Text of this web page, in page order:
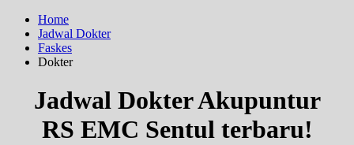
Home
Jadwal Dokter
Faskes
Dokter
Jadwal Dokter Akupuntur
RS EMC Sentul terbaru!